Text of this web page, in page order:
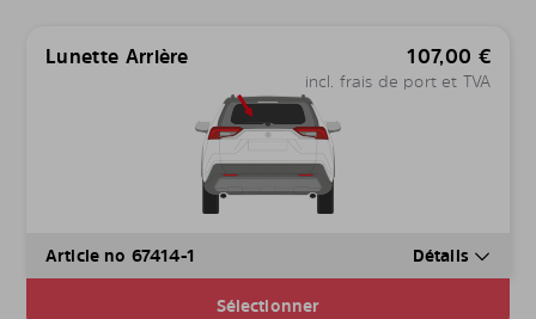
Lunette Arrière 107,00 €
incl. frais de port et TVA
Article no 67414-1 Détails
Sélectionner